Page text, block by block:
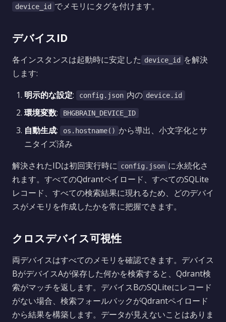
device_id でメモリにタグを付けます。
デバイスID
各インスタンスは起動時に安定した device_id
を解決
します:
明示的な設定: config.json 内の device.id
環境変数: BHGBRAIN_DEVICE_ID
自動生成: os.hostname() から導出、小文字化とサ
ニタイズ済み
解決されたIDは初回実行時に config.json に永続化さ
れます。すべてのQdrantペイロード、すべてのSQLite
レコード、すべての検索結果に現れるため、どのデバイ
スがメモリを作成したかを常に把握できます。
クロスデバイス可視性
両デバイスはすべてのメモリを確認できます。デバイス
BがデバイスAが保存した何かを検索すると、Qdrant検
索がマッチを返します。デバイスBのSQLiteにレコード
がない場合、検索フォールバックがQdrantペイロード
から結果を構築します。データが見えないことはありま